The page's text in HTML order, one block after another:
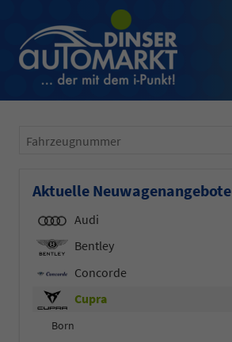
Fahrzeugnummer
Aktuelle Neuwagenangebote
Audi
Bentley
Concorde
Cupra
Born